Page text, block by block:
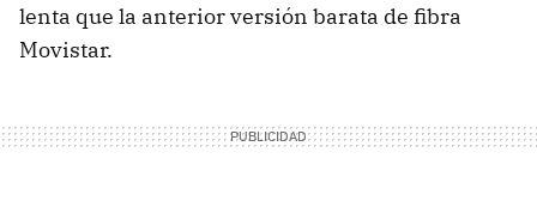
lenta que la anterior versión barata de fibra
Movistar.